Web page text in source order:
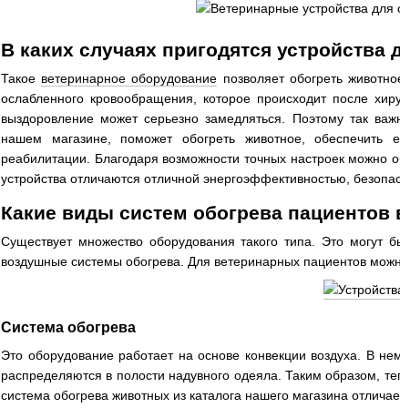
В каких случаях пригодятся
Такое ветеринарное оборудование позволяет обогреть
ослабленного кровообращения, которое происходит после
выздоровление может серьезно замедляться. Поэтому так
нашем магазине, поможет обогреть животное,
реабилитации. Благодаря возможности точных настроек можно
устройства отличаются отличной энергоэффективностью,
Какие виды систем обогрева
Существует множество оборудования такого типа. Это могут
воздушные системы обогрева. Для ветеринарных пациентов
Система обогрева
Это оборудование работает на основе конвекции воздуха. В
распределяются в полости надувного одеяла. Таким образом,
система обогрева животных из каталога нашего магазина